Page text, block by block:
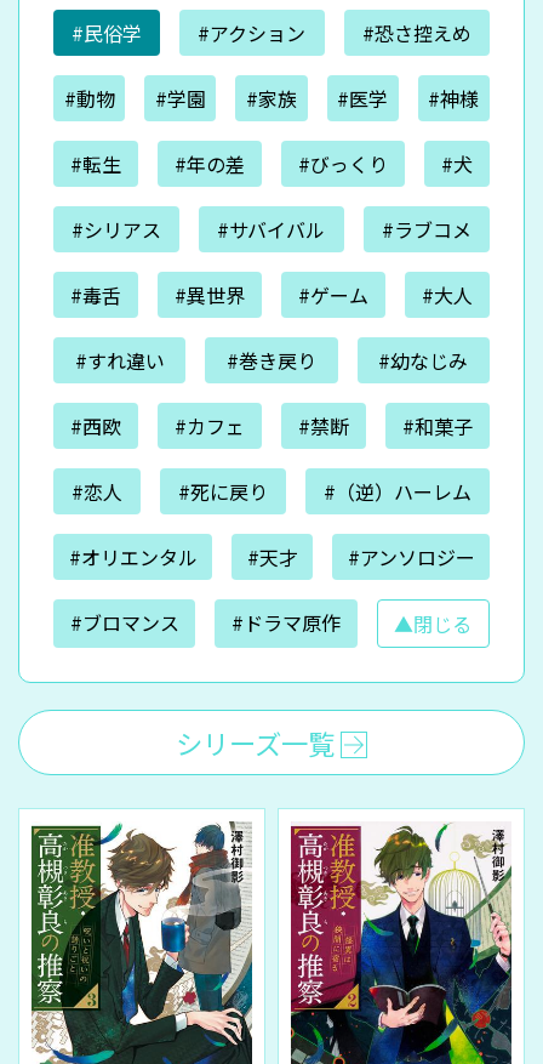
#民俗学 #アクション #恐さ控えめ
#動物 #学園 #家族 #医学 #神様
#転生 #年の差 #びっくり #犬
#シリアス #サバイバル #ラブコメ
#毒舌 #異世界 #ゲーム #大人
#すれ違い #巻き戻り #幼なじみ
#西欧 #カフェ #禁断 #和菓子
#恋人 #死に戻り #（逆）ハーレム
#オリエンタル #天才 #アンソロジー
#ブロマンス #ドラマ原作 ▲閉じる
シリーズ一覧